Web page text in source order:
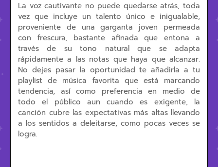
La voz cautivante no puede quedarse atrás, toda
vez que incluye un talento único e inigualable,
proveniente de una garganta joven permeada
con frescura, bastante afinada que entona a
través de su tono natural que se adapta
rápidamente a las notas que haya que alcanzar.
No dejes pasar la oportunidad te añadirla a tu
playlist de música favorita que está marcando
tendencia, así como preferencia en medio de
todo el público aun cuando es exigente, la
canción cubre las expectativas más altas llevando
a los sentidos a deleitarse, como pocas veces se
logra.